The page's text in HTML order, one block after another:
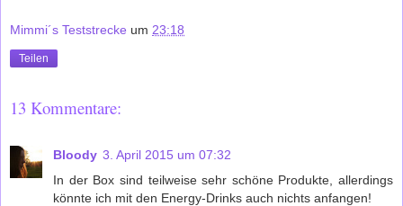
Mimmi´s Teststrecke um 23:18
Teilen
13 Kommentare:
Bloody 3. April 2015 um 07:32
In der Box sind teilweise sehr schöne Produkte, allerdings
könnte ich mit den Energy-Drinks auch nichts anfangen!